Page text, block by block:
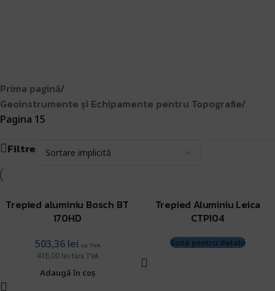
Prima pagină/
Geoinstrumente și Echipamente pentru Topografie/
Pagina 15
Filtre
Trepied aluminiu Bosch BT
170HD
416,00 lei fără TVA
503,36 lei cu TVA
Adaugă în coș
Trepied Aluminiu Leica
CTP104
Sună pentru detalii